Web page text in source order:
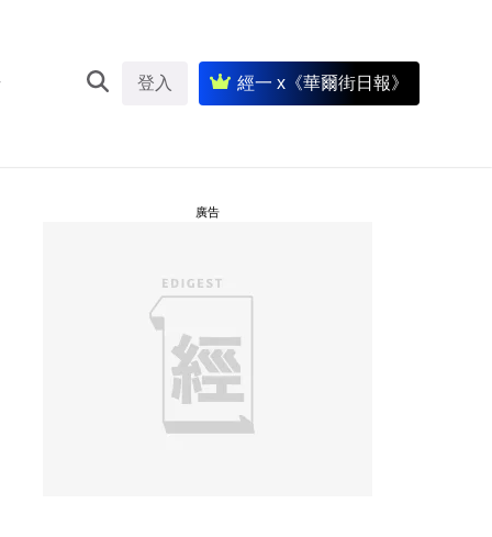
登入 經一 x《華爾街日報》
廣告